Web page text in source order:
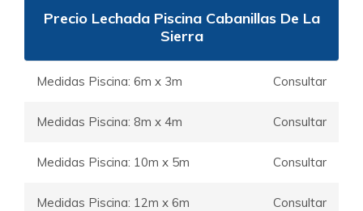
Precio Lechada Piscina Cabanillas De La
Sierra
Medidas Piscina: 6m x 3m Consultar
Medidas Piscina: 8m x 4m Consultar
Medidas Piscina: 10m x 5m Consultar
Medidas Piscina: 12m x 6m Consultar